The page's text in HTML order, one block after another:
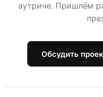
аутриче. Пришлём
Обсудить